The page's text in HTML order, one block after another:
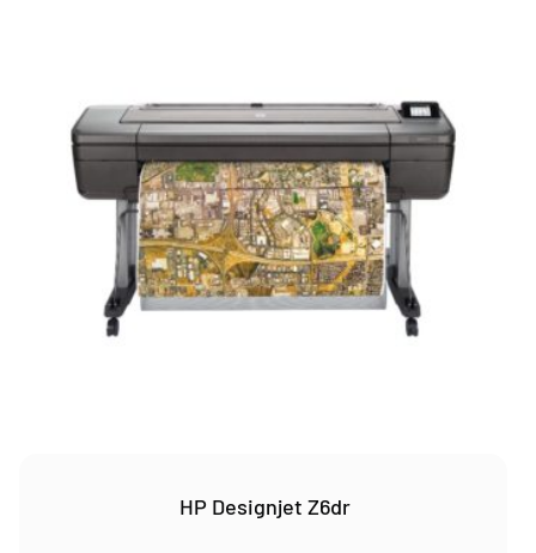
HP Designjet Z6dr